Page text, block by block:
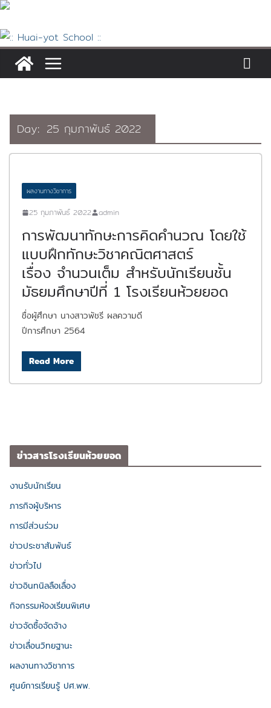
Skip
content
Day: 25 กุมภาพันธ์ 2022
ผลงานทางวิชาการ
25 กุมภาพันธ์ 2022 admin
การพัฒนาทักษะการคิดคำนวณ โดยใช้
แบบฝึกทักษะวิชาคณิตศาสตร์
เรื่อง จำนวนเต็ม สำหรับนักเรียนชั้น
มัธยมศึกษาปีที่ 1 โรงเรียนห้วยยอด
ชื่อผู้ศึกษา นางสาวพัชรี ผลความดี
ปีการศึกษา 2564
Read More
ข่าวสารโรงเรียนห้วยยอด
งานรับนักเรียน
ภารกิจผู้บริหาร
การมีส่วนร่วม
ข่าวประชาสัมพันธ์
ข่าวทั่วไป
ข่าวอินทนิลลือเลื่อง
กิจกรรมห้องเรียนพิเศษ
ข่าวจัดซื้อจัดจ้าง
ข่าวเลื่อนวิทยฐานะ
ผลงานทางวิชาการ
ศูนย์การเรียนรู้ ปศ.พพ.